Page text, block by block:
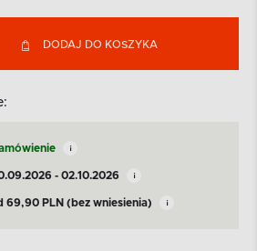
DODAJ DO KOSZYKA
- 02.10.2026
69,90 PLN (bez wniesienia)